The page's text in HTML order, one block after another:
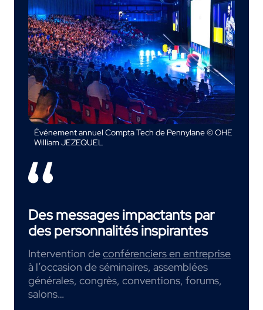
Événement annuel Compta Tech de Pennylane © OHE
William JEZEQUEL
Des messages impactants par
des personnalités inspirantes
Intervention deconférenciers en entreprise
à l’occasion de séminaires, assemblées
générales, congrès, conventions, forums,
salons…